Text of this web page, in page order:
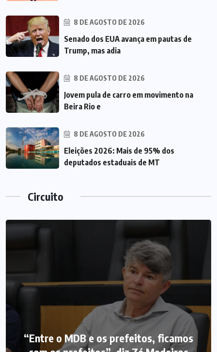
8 DE AGOSTO DE 2026
Senado dos EUA avança em pautas de
Trump, mas adia
8 DE AGOSTO DE 2026
Jovem pula de carro em movimento na
Beira Rio e
8 DE AGOSTO DE 2026
Eleições 2026: Mais de 95% dos
deputados estaduais de MT
Circuito
“Entre o MDB e os prefeitos, ficamos